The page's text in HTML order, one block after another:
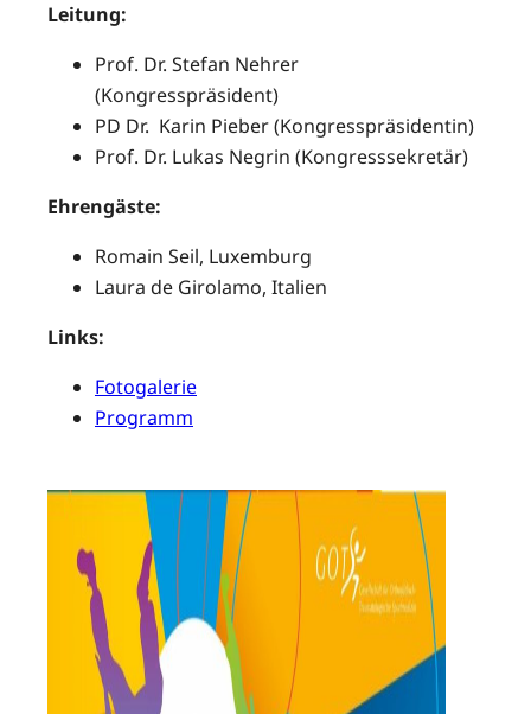
Leitung:
Prof. Dr. Stefan Nehrer
(Kongresspräsident)
PD Dr. Karin Pieber (Kongresspräsidentin)
Prof. Dr. Lukas Negrin (Kongresssekretär)
Ehrengäste:
Romain Seil, Luxemburg
Laura de Girolamo, Italien
Links:
Fotogalerie
Programm